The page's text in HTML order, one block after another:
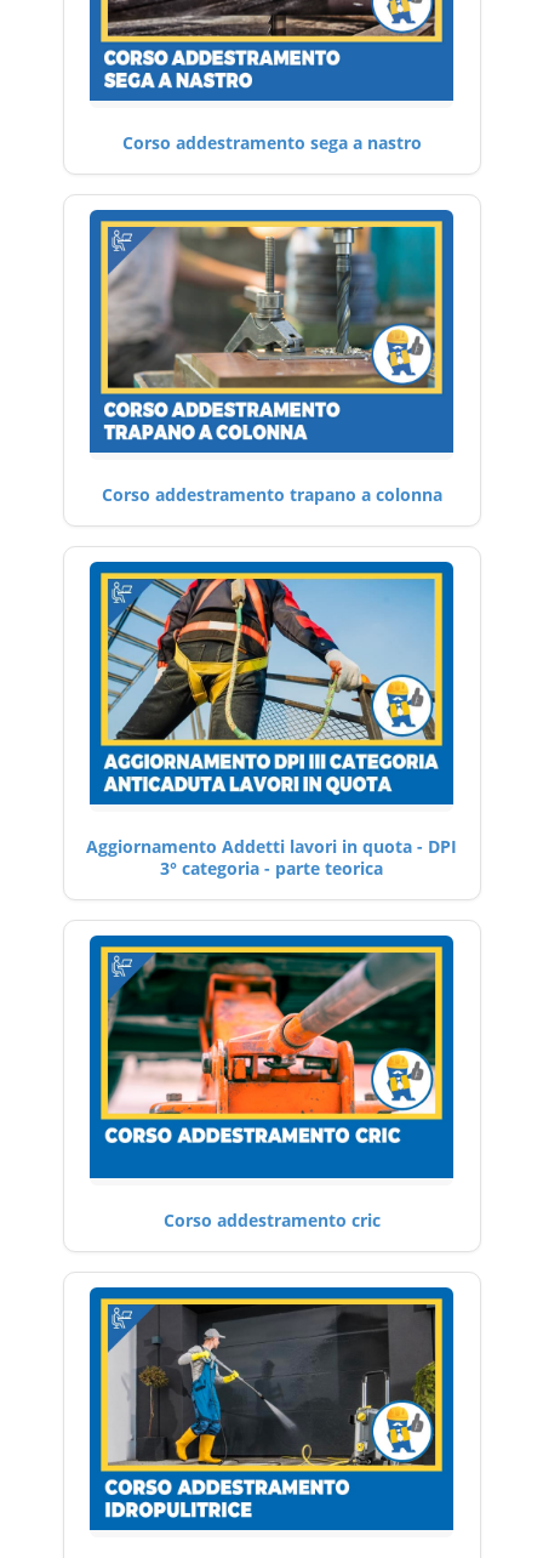
Corso addestramento sega a nastro
Corso addestramento trapano a colonna
Aggiornamento Addetti lavori in quota - DPI
3° categoria - parte teorica
Corso addestramento cric